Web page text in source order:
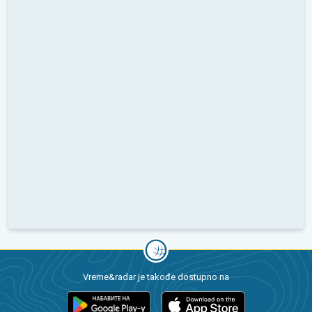
Vreme&radar je takođe dostupno na